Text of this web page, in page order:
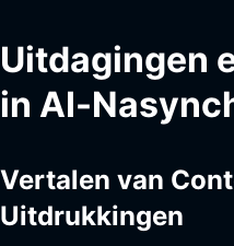
Uitdagingen
in AI-
Vertalen van
Uitdrukkingen